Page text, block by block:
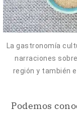
La gastronomía
narraciones
región y también
Podemos